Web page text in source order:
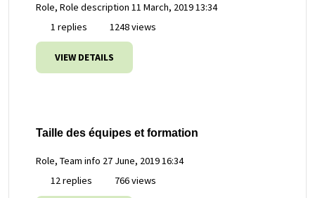
Role, Role description 11 March, 2019 13:34
1 replies
1248 views
VIEW DETAILS
Taille des équipes et formation
Role, Team info 27 June, 2019 16:34
12 replies
766 views